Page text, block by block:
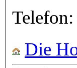
Telefon:
Die